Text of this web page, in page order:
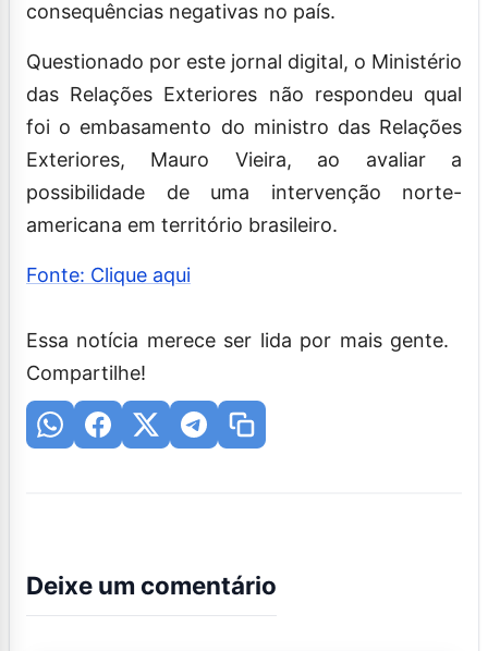
consequências negativas no país.
Questionado por este jornal digital, o Ministério
das Relações Exteriores não respondeu qual
foi o embasamento do ministro das Relações
Exteriores, Mauro Vieira, ao avaliar a
possibilidade de uma intervenção norte-
americana em território brasileiro.
Fonte: Clique aqui
Essa notícia merece ser lida por mais gente.
Compartilhe!
Deixe um comentário